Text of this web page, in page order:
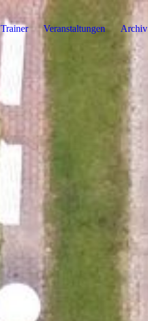
Trainer Veranstaltungen Archiv